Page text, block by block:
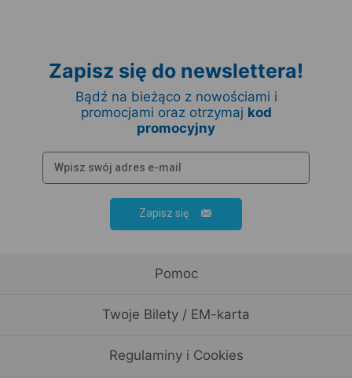
Zapisz się do newslettera!
Bądź na bieżąco z nowościami i
promocjami oraz otrzymaj kod
promocyjny
Zapisz się
Pomoc
Twoje Bilety / EM-karta
Regulaminy i Cookies